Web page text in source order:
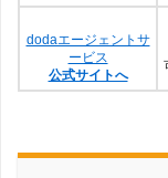
dodaエージェントサ
ービス
公式サイトへ